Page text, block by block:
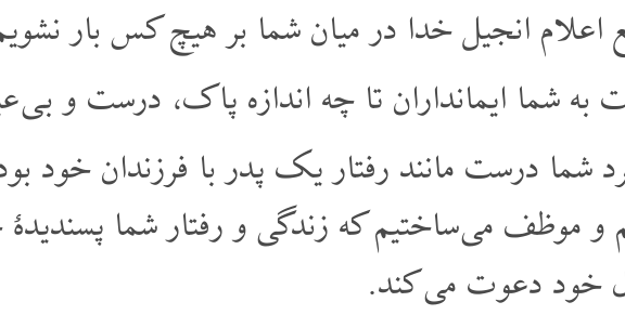
اعلام انجیل خدا در میان شما بر هیچ کس بار
به شما ایمانداران تا چه اندازه پاک، درست و بی
شما درست مانند رفتار یک پدر با فرزندان خود
و موظف می ساختیم که زندگی و رفتار شما
خود دعوت می کند.